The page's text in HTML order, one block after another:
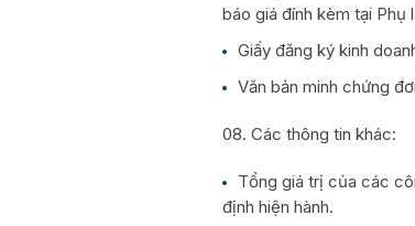
báo giá đính kèm tại Phụ
Giấy đăng ký kinh
Văn bản minh chứng
Các thông tin khác:
Tổng giá trị của các
định hiện hành.